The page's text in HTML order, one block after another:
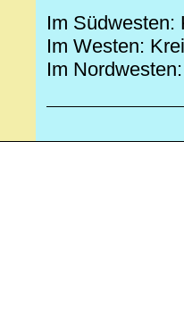
Im Südwesten:
Im Westen:
Im